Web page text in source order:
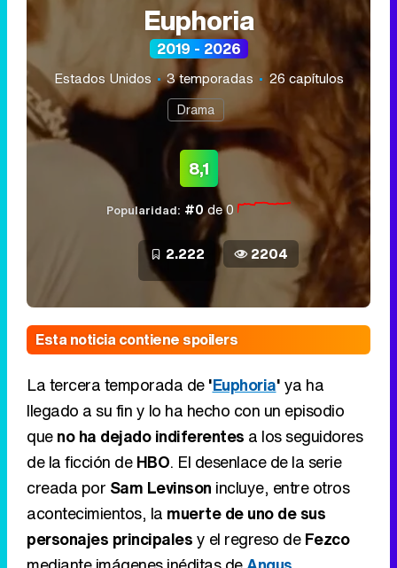
Euphoria
2019 - 2026
Estados Unidos 3 temporadas 26 capítulos
Drama
8,1
Popularidad: #0de 0
2.222 2204
Esta noticia contiene spoilers
La tercera temporada de'Euphoria'ya ha
llegado a su fin y lo ha hecho con un episodio
queno ha dejado indiferentes a los seguidores
de la ficción deHBO. El desenlace de la serie
creada por Sam Levinson incluye, entre otros
acontecimientos, la muerte de uno de sus
personajes principalesy el regreso deFezco